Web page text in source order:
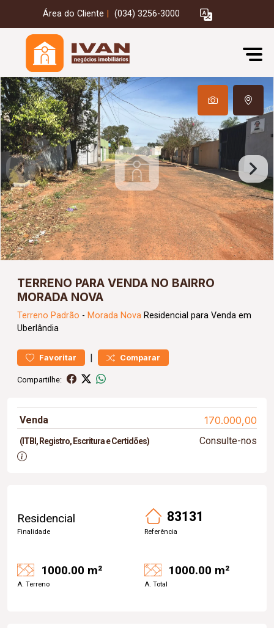
Área do Cliente (034) 3256-3000
TERRENO PARA VENDA NO BAIRRO
MORADA NOVA
Terreno Padrão - Morada Nova Residencial para Venda em
Uberlândia
Favoritar | Comparar
Compartilhe:
Venda 170.000,00
(ITBI, Registro, Escritura e Certidões) Consulte-nos
Residencial
Finalidade
83131
Referência
1000.00 m²
A. Terreno
1000.00 m²
A. Total